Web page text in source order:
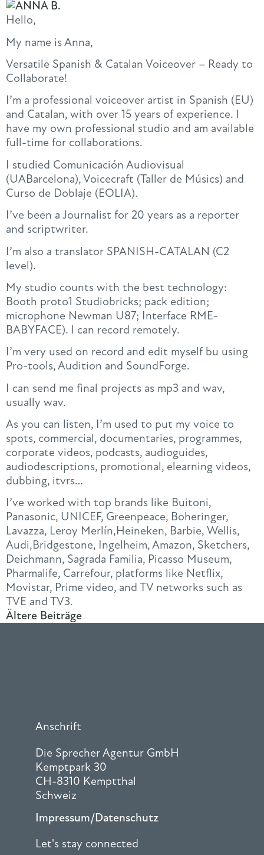
Hello,
My name is Anna,
Versatile Spanish & Catalan Voiceover – Ready to
Collaborate!
I’m a professional voiceover artist in Spanish (EU)
and Catalan, with over 15 years of experience. I
have my own professional studio and am available
full-time for collaborations.
I studied Comunicación Audiovisual
(UABarcelona), Voicecraft (Taller de Músics) and
Curso de Doblaje (EOLIA).
I’ve been a Journalist for 20 years as a reporter
and scriptwriter.
I’m also a translator SPANISH-CATALAN (C2
level).
My studio counts with the best technology:
Booth proto1 Studiobricks; pack edition;
microphone Newman U87; Interface RME-
BABYFACE). I can record remotely.
I’m very used on record and edit myself bu using
Pro-tools, Audition and SoundForge.
I can send me final projects as mp3 and wav,
usually wav.
As you can listen, I’m used to put my voice to
spots, commercial, documentaries, programmes,
corporate videos, podcasts, audioguides,
audiodescriptions, promotional, elearning videos,
dubbing, itvrs…
I’ve worked with top brands like Buitoni,
Panasonic, UNICEF, Greenpeace, Boheringer,
Lavazza, Leroy Merlín,Heineken, Barbie, Wellis,
Audi,Bridgestone, Ingelheim, Amazon, Sketchers,
Deichmann, Sagrada Familia, Picasso Museum,
Pharmalife, Carrefour, platforms like Netflix,
Movistar, Prime video, and TV networks such as
TVE and TV3.
Ältere Beiträge
Anschrift
Die Sprecher Agentur GmbH
Kemptpark 30
CH-8310 Kemptthal
Schweiz
Impressum/Datenschutz
Let's stay connected